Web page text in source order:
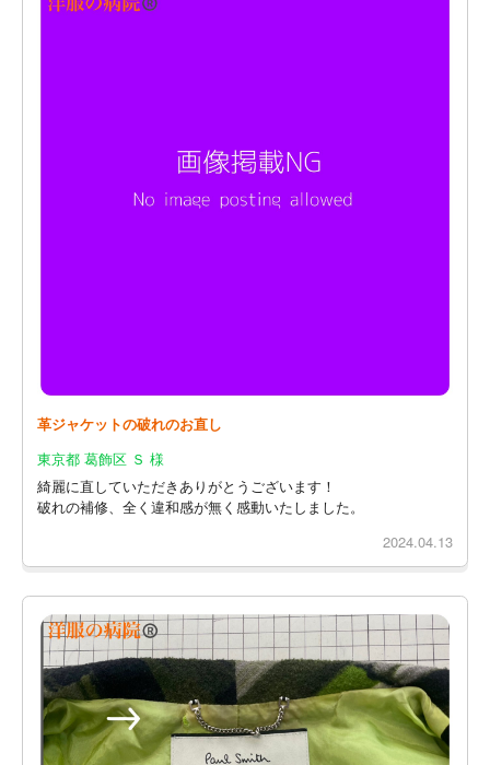
革ジャケットの破れのお直し
東京都 葛飾区 Ｓ 様
綺麗に直していただきありがとうございます！
破れの補修、全く違和感が無く感動いたしました。
2024.04.13